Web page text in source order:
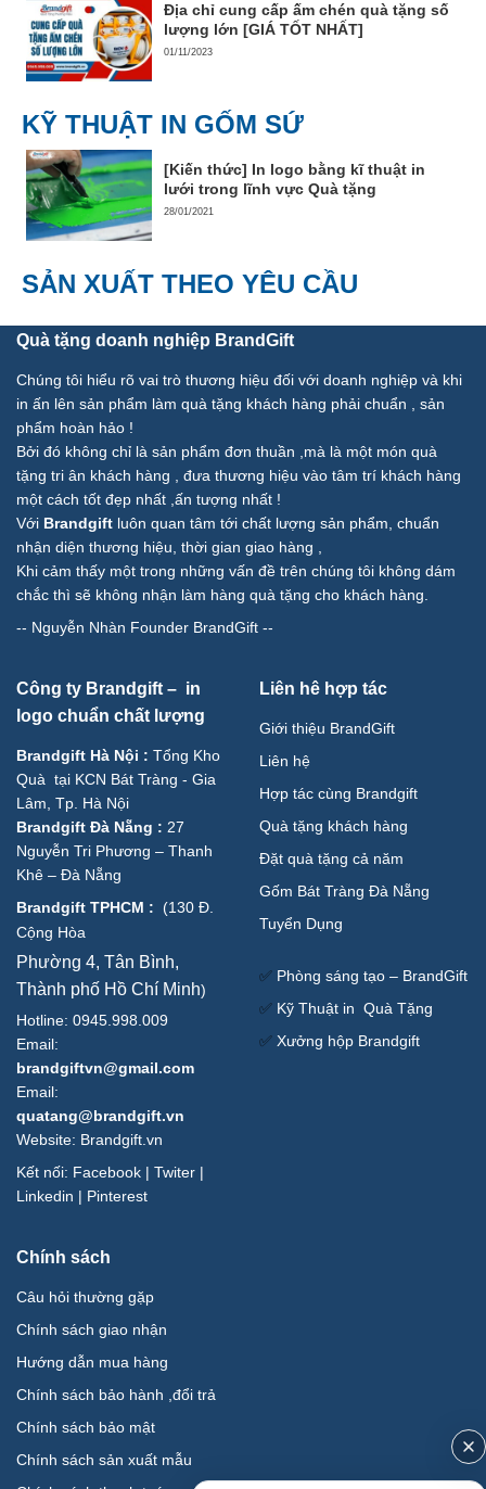
Địa chỉ cung cấp ấm chén quà tặng số
lượng lớn [GIÁ TỐT NHẤT]
01/11/2023
KỸ THUẬT IN GỐM SỨ
[Kiến thức] In logo bằng kĩ thuật in
lưới trong lĩnh vực Quà tặng
28/01/2021
SẢN XUẤT THEO YÊU CẦU
Quà tặng doanh nghiệp BrandGift
Chúng tôi hiểu rõ vai trò thương hiệu đối với doanh nghiệp và khi
in ấn lên sản phẩm làm quà tặng khách hàng phải chuẩn , sản
phẩm hoàn hảo !
Bởi đó không chỉ là sản phẩm đơn thuần ,mà là một món quà
tặng tri ân khách hàng , đưa thương hiệu vào tâm trí khách hàng
một cách tốt đẹp nhất ,ấn tượng nhất !
Với Brandgift luôn quan tâm tới chất lượng sản phẩm, chuẩn
nhận diện thương hiệu, thời gian giao hàng ,
Khi cảm thấy một trong những vấn đề trên chúng tôi không dám
chắc thì sẽ không nhận làm hàng quà tặng cho khách hàng.
-- Nguyễn Nhàn Founder BrandGift --
Công ty Brandgift – in
logo chuẩn chất lượng
Brandgift Hà Nội : Tổng Kho
Quà tại KCN Bát Tràng - Gia
Lâm, Tp. Hà Nội
Brandgift Đà Nẵng : 27
Nguyễn Tri Phương – Thanh
Khê – Đà Nẵng
Brandgift TPHCM : (130 Đ.
Cộng Hòa
Phường 4, Tân Bình,
Thành phố Hồ Chí Minh)
Hotline: 0945.998.009
Email:
brandgiftvn@gmail.com
Email:
quatang@brandgift.vn
Website: Brandgift.vn
Kết nối: Facebook | Twiter |
Linkedin | Pinterest
Liên hê hợp tác
Giới thiệu BrandGift
Liên hệ
Hợp tác cùng Brandgift
Quà tặng khách hàng
Đặt quà tặng cả năm
Gốm Bát Tràng Đà Nẵng
Tuyển Dụng
✅ Phòng sáng tạo – BrandGift
✅ Kỹ Thuật in Quà Tặng
✅ Xưởng hộp Brandgift
Chính sách
Câu hỏi thường gặp
Chính sách giao nhận
Hướng dẫn mua hàng
Chính sách bảo hành ,đổi trả
Chính sách bảo mật
Chính sách sản xuất mẫu